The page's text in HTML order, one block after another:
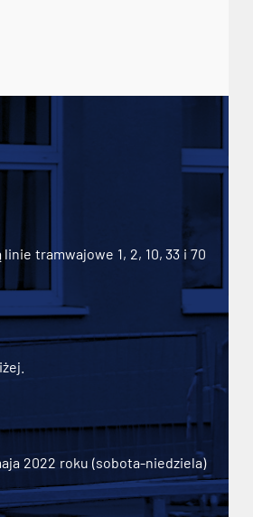
tramwajowe 1, 2, 10, 33 i 70
2022 roku (sobota-niedziela)